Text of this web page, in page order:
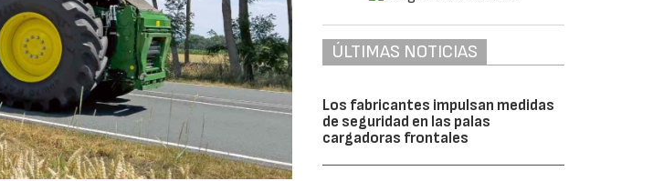
ÚLTIMAS NOTICIAS
Los fabricantes impulsan medidas
de seguridad en las palas
cargadoras frontales